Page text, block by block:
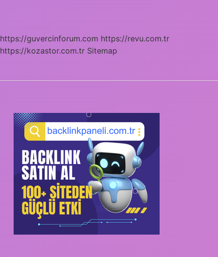
https://guvercinforum.com https://revu.com.tr
https://kozastor.com.tr Sitemap
SIDEBAR